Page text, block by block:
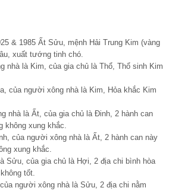
& 1985 Ất Sửu, mệnh Hải Trung Kim (vàng
xuất tướng tinh chó.
nhà là Kim, của gia chủ là Thổ, Thổ sinh Kim
của người xông nhà là Kim, Hỏa khắc Kim
nhà là Ất, của gia chủ là Đinh, 2 hành can
không xung khắc.
của người xông nhà là Ất, 2 hành can này
xung khắc.
Sửu, của gia chủ là Hợi, 2 địa chi bình hòa
tốt.
người xông nhà là Sửu, 2 địa chi nằm